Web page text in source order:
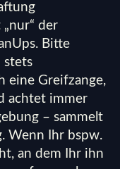
der
Bitte
stets
eine Greifzange,
achtet immer
– sammelt
Wenn Ihr bspw.
an dem Ihr ihn